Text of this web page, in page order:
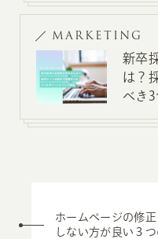
MARKETING
新卒
は？
べき
ホームページの修
しない方が良い３